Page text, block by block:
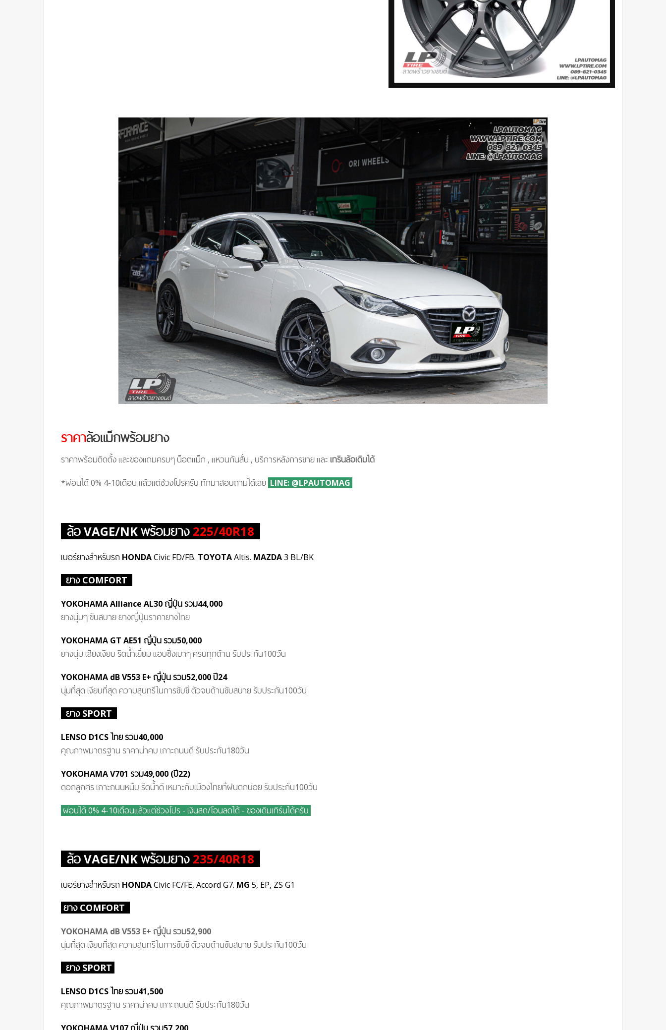
ราคาล้อแม็กพร้อมยาง
ราคาพร้อมติดตั้ง และของแถมครบๆ น็อตแม็ก , แหวนกันสั่น , บริการหลังการขาย และ เทรินล้อเดิมได้
*ผ่อนได้ 0% 4-10เดือน แล้วแต่ช่วงโปรครับ ทักมาสอบถามได้เลย LINE: @LPAUTOMAG
ล้อ VAGE/NK พร้อมยาง 225/40R18
เบอร์ยางสำหรับรถ HONDACivic FD/FB. TOYOTAAltis. MAZDA3 BL/BK
ยาง COMFORT
YOKOHAMA Alliance AL30 ญี่ปุ่น รวม44,000
ยางนุ่มๆ ขับสบาย ยางญี่ปุ่นราคายางไทย
YOKOHAMA GT AE51 ญี่ปุ่นรวม50,000
ยางนุ่ม เสียงเงียบ รีดน้ำเยี่ยม แอบซิ่งเบาๆ ครบทุกด้าน รับประกัน100วัน
YOKOHAMA dB V553 E+ ญี่ปุ่นรวม52,000 ปี24
นุ่มที่สุด เงียบที่สุด ความสุนทรีในการขับขี่ ตัวจบด้านขับสบาย รับประกัน100วัน
ยาง SPORT
LENSO D1CS ไทยรวม40,000
คุณภาพมาตรฐาน ราคาน่าคบ เกาะถนนดี รับประกัน180วัน
YOKOHAMA V701 รวม49,000 (ปี22)
ดอกลูกศร เกาะถนนหนึบ รีดน้ำดี เหมาะกับเมืองไทยที่ฝนตกบ่อย รับประกัน100วัน
ผ่อนได้ 0% 4-10เดือนแล้วแต่ช่วงโปร - เงินสด/โอนลดได้ - ของเดิมเทิร์นได้ครับ
ล้อVAGE/NKพร้อมยาง 235/40R18
เบอร์ยางสำหรับรถ HONDACivic FC/FE, Accord G7. MG 5, EP, ZS G1
ยาง COMFORT
YOKOHAMA dB V553 E+ ญี่ปุ่น รวม52,900
นุ่มที่สุด เงียบที่สุด ความสุนทรีในการขับขี่ ตัวจบด้านขับสบาย รับประกัน100วัน
ยาง SPORT
LENSO D1CS ไทยรวม41,500
คุณภาพมาตรฐาน ราคาน่าคบ เกาะถนนดี รับประกัน180วัน
YOKOHAMA V107 ญี่ปุ่นรวม57 ,200